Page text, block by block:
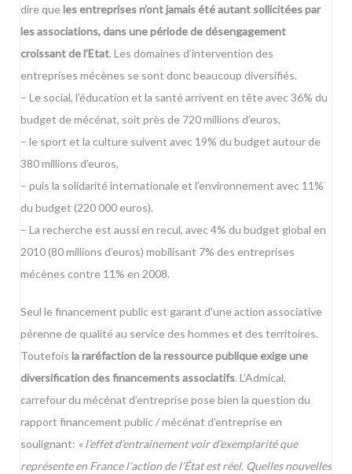
dire queles entreprises n’ont jamais été autant sollicitées par
les associations, dans une période de désengagement
croissant de l’Etat. Les domaines d’intervention des
entreprises mécènes se sont donc beaucoup diversifiés.
– Le social, l’éducation et la santé arrivent en tête avec 36% du
budget de mécénat, soit près de 720 millions d’euros,
– le sport et la culture suivent avec 19% du budget autour de
380 millions d’euros,
– puis la solidarité internationale et l’environnement avec 11%
du budget (220 000 euros).
– La recherche est aussi en recul, avec 4% du budget global en
2010 (80 millions d’euros) mobilisant 7% des entreprises
mécènes contre 11% en 2008.
Seul le financement public est garant d’une action associative
pérenne de qualité au service des hommes et des territoires.
Toutefois la raréfaction de la ressource publique exige une
diversification des financements associatifs. L’Admical,
carrefour du mécénat d’entreprisepose bien la question du
rapport financement public / mécénat d’entreprise en
soulignant: « l’effet d’entrainement voir d’exemplarité que
représente en France l’action de l’État est réel. Quelles nouvelles